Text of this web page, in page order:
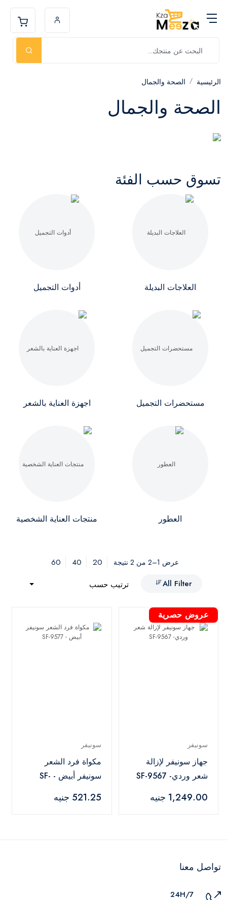
الرئيسية الصحة والجمال
الصحة والجمال
تسوق حسب الفئة
العلاجات البديلة أدوات التجميل
مستحضرات التجميل اجهزة العناية بالشعر
العطور منتجات العناية الشخصية
عرض 1–2 من 2 نتيجة 20
40
60
All Filter
ترتيب حسب
عروض حصرية
سونيفر
جهاز سونيفر لإزالة
شعر وردي- SF-9567
1,249.00 جنيه
سونيفر
مكواة فرد الشعر
سونيفر أبيض - SF-
521.25 جنيه
تواصل معنا
24H/7